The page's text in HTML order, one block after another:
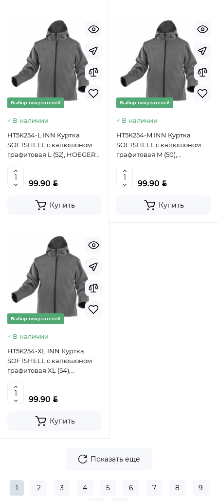
Выбор покупателей
В наличии
HT5K254-L INN Куртка
SOFTSHELL с капюшоном
графитовая L (52), HOEGERT,
99.90 BYN
Купить
Выбор покупателей
В наличии
HT5K254-M INN Куртка
SOFTSHELL с капюшоном
графитовая M (50),
(CN)
99.90 BYN
Купить
Выбор покупателей
В наличии
HT5K254-XL INN Куртка
SOFTSHELL с капюшоном
графитовая XL (54),
(CN)
99.90 BYN
Купить
Показать еще
1 2 3 4 5 6 7 8 9